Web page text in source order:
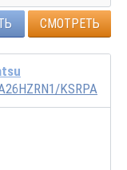
СМОТРЕТЬ